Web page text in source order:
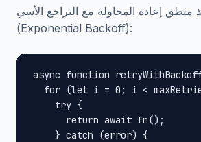
منطق إعادة المحاولة مع التراجع الأسي
(Exponential Backoff):
async function
for (let i = 0; i <
    try {
      return await fn();
    } catch (error) {